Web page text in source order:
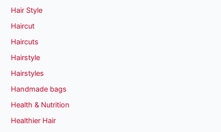
Hair Style
Haircut
Haircuts
Hairstyle
Hairstyles
Handmade bags
Health & Nutrition
Healthier Hair